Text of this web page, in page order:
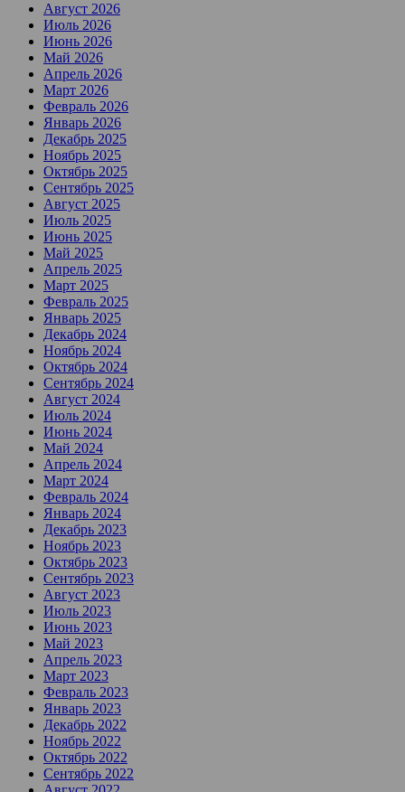
Август 2026
Июль 2026
Июнь 2026
Май 2026
Апрель 2026
Март 2026
Февраль 2026
Январь 2026
Декабрь 2025
Ноябрь 2025
Октябрь 2025
Сентябрь 2025
Август 2025
Июль 2025
Июнь 2025
Май 2025
Апрель 2025
Март 2025
Февраль 2025
Январь 2025
Декабрь 2024
Ноябрь 2024
Октябрь 2024
Сентябрь 2024
Август 2024
Июль 2024
Июнь 2024
Май 2024
Апрель 2024
Март 2024
Февраль 2024
Январь 2024
Декабрь 2023
Ноябрь 2023
Октябрь 2023
Сентябрь 2023
Август 2023
Июль 2023
Июнь 2023
Май 2023
Апрель 2023
Март 2023
Февраль 2023
Январь 2023
Декабрь 2022
Ноябрь 2022
Октябрь 2022
Сентябрь 2022